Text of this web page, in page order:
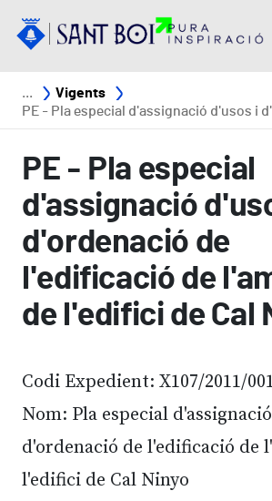
Fil d'ariadna
Vigents
PE - Pla especial d'assignació d'usos i d'ordenació de
PE - Pla especial
d'assignació
d'ordenació de
l'edificació de
de l'edifici de Cal
Codi Expedient: X107/2011/
Nom: Pla especial
d'ordenació de l'edificació de
l'edifici de Cal Ninyo